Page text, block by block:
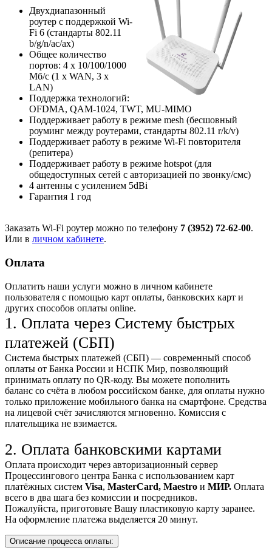
Двухдиапазонный
роутер с поддержкой Wi-
Fi 6 (стандарты 802.11
b/g/n/ac/ax)
Общее количество
портов: 4 х 10/100/1000
Мб/с (1 x WAN, 3 x
LAN)
Поддержка технологий:
OFDMA, QAM-1024, TWT, MU-MIMO
Поддерживает работу в режиме mesh (бесшовный
роуминг между роутерами, стандарты 802.11 r/k/v)
Поддерживает работу в режиме Wi-Fi повторителя
(репитера)
Поддерживает работу в режиме hotspot (для
общедоступных сетей с авторизацией по звонку/смс)
4 антенны с усилением 5dBi
Гарантия 1 год
Заказать Wi-Fi роутер можно по телефону 7 (3952) 72-62-00.
Или в личном кабинете.
Оплата
Оплатить наши услуги можно в личном кабинете
пользователя с помощью карт оплаты, банковских карт и
других способов оплаты online.
1. Оплата через Систему быстрых
платежей (СБП)
Система быстрых платежей (СБП) — современный способ
оплаты от Банка России и НСПК Мир, позволяющий
принимать оплату по QR-коду. Вы можете пополнить
баланс со счёта в любом российском банке, для оплаты нужно
только приложение мобильного банка на смартфоне. Средства
на лицевой счёт зачисляются мгновенно. Комиссия с
плательщика не взимается.
2. Оплата банковскими картами
Оплата происходит через авторизационный сервер
Процессингового центра Банка с использованием карт
платёжных систем Visa, MasterCard, Maestro и МИР. Оплата
всего в два шага без комиссии и посредников.
Пожалуйста, приготовьте Вашу пластиковую карту заранее.
На оформление платежа выделяется 20 минут.
Описание процесса оплаты: